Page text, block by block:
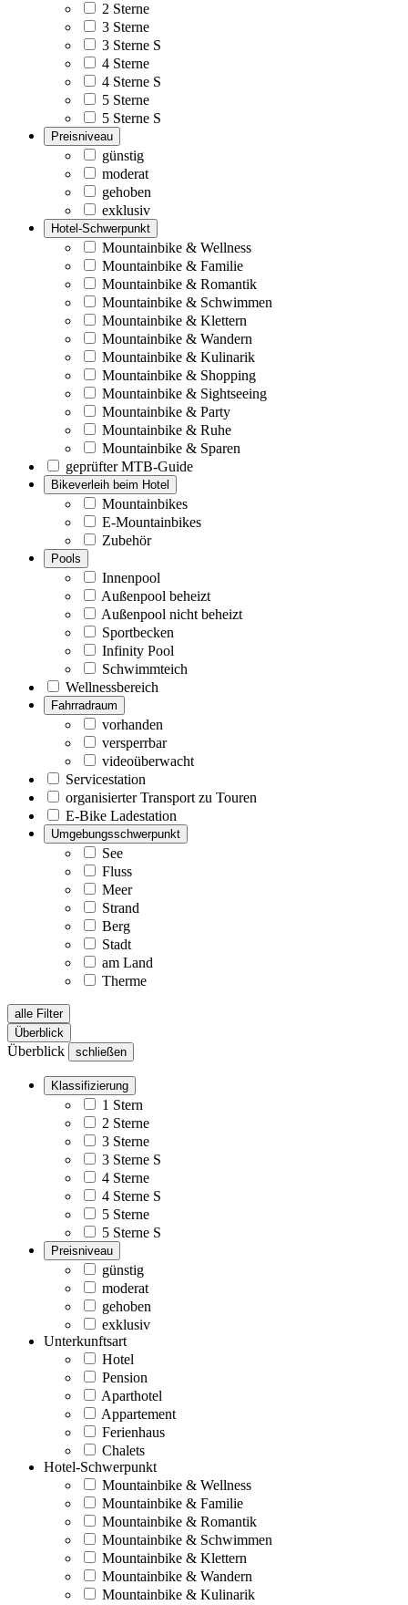
2 Sterne
3 Sterne
3 Sterne S
4 Sterne
4 Sterne S
5 Sterne
5 Sterne S
Preisniveau
günstig
moderat
gehoben
exklusiv
Hotel-Schwerpunkt
Mountainbike & Wellness
Mountainbike & Familie
Mountainbike & Romantik
Mountainbike & Schwimmen
Mountainbike & Klettern
Mountainbike & Wandern
Mountainbike & Kulinarik
Mountainbike & Shopping
Mountainbike & Sightseeing
Mountainbike & Party
Mountainbike & Ruhe
Mountainbike & Sparen
geprüfter MTB-Guide
Bikeverleih beim Hotel
Mountainbikes
E-Mountainbikes
Zubehör
Pools
Innenpool
Außenpool beheizt
Außenpool nicht beheizt
Sportbecken
Infinity Pool
Schwimmteich
Wellnessbereich
Fahrradraum
vorhanden
versperrbar
videoüberwacht
Servicestation
organisierter Transport zu Touren
E-Bike Ladestation
Umgebungsschwerpunkt
See
Fluss
Meer
Strand
Berg
Stadt
am Land
Therme
alle Filter
Überblick
Überblick schließen
Klassifizierung
1 Stern
2 Sterne
3 Sterne
3 Sterne S
4 Sterne
4 Sterne S
5 Sterne
5 Sterne S
Preisniveau
günstig
moderat
gehoben
exklusiv
Unterkunftsart
Hotel
Pension
Aparthotel
Appartement
Ferienhaus
Chalets
Hotel-Schwerpunkt
Mountainbike & Wellness
Mountainbike & Familie
Mountainbike & Romantik
Mountainbike & Schwimmen
Mountainbike & Klettern
Mountainbike & Wandern
Mountainbike & Kulinarik